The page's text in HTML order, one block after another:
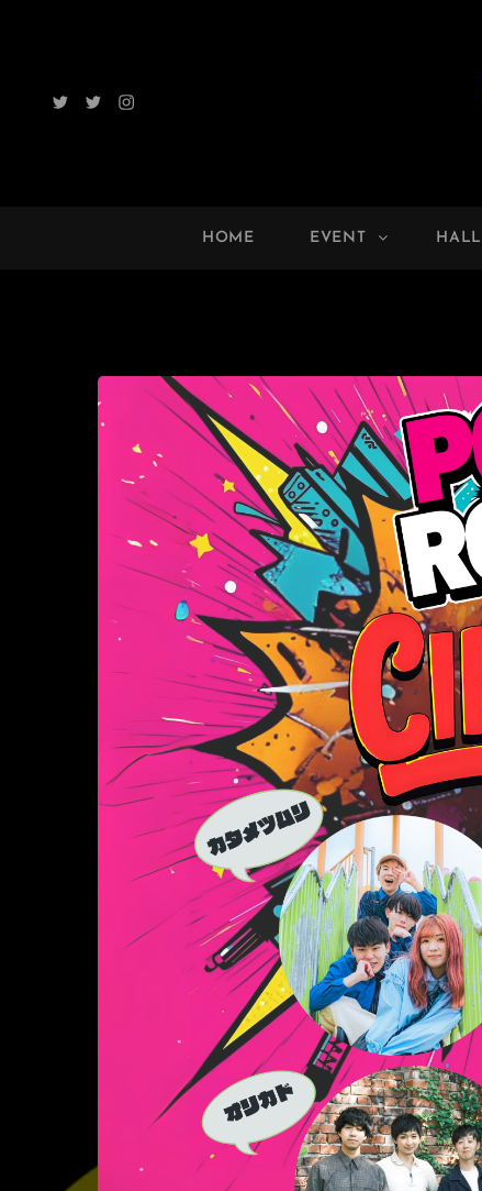
TwitterRadioInstagram
HOME EVENT